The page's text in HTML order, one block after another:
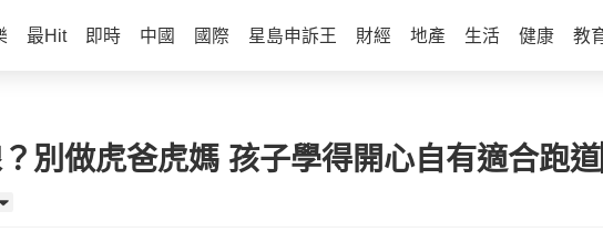
最Hit 即時 中國 國際 星島申訴王 財經 地產 生活 健康 教
別做虎爸虎媽 孩子學得開心自有適合跑